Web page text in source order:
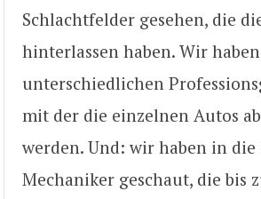
Schlachtfelder gesehen, die
hinterlassen haben. Wir
unterschiedlichen
mit der die einzelnen Autos
werden. Und: wir haben in die
Mechaniker geschaut, die bis